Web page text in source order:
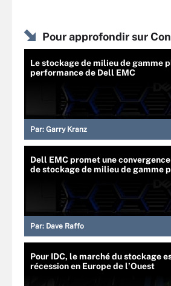
Pour approfondir sur
Le stockage de milieu de gamme
performance de Dell EMC
Par: Garry Kranz
Dell EMC promet une
de stockage de milieu de gamme
Par: Dave Raffo
Pour IDC, le marché du stockage
récession en Europe de l’Ouest